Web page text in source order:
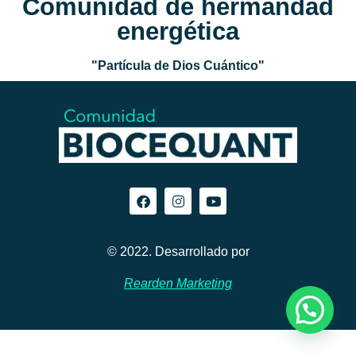
Comunidad de hermandad
energética
"Partícula de Dios Cuántico"
© 2022. Desarrollado por
Rearden Marketing